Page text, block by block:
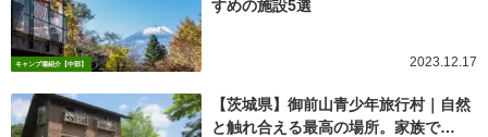
キャンプ場紹介【中部】
すめの施設5選
2023.12.17
【茨城県】御前山青少年旅行村｜自然
と触れ合える最高の場所。家族で…